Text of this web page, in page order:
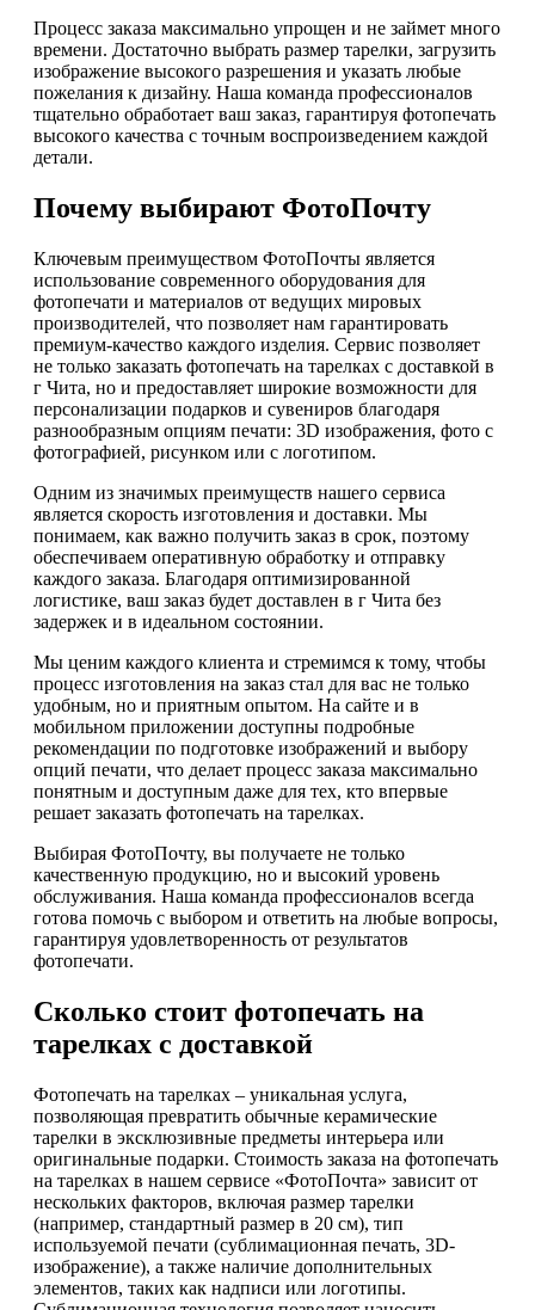
Процесс заказа максимально упрощен и не займет много
времени. Достаточно выбрать размер тарелки, загрузить
изображение высокого разрешения и указать любые
пожелания к дизайну. Наша команда профессионалов
тщательно обработает ваш заказ, гарантируя фотопечать
высокого качества с точным воспроизведением каждой
детали.
Почему выбирают ФотоПочту
Ключевым преимуществом ФотоПочты является
использование современного оборудования для
фотопечати и материалов от ведущих мировых
производителей, что позволяет нам гарантировать
премиум-качество каждого изделия. Сервис позволяет
не только заказать фотопечать на тарелках с доставкой в
г Чита, но и предоставляет широкие возможности для
персонализации подарков и сувениров благодаря
разнообразным опциям печати: 3D изображения, фото с
фотографией, рисунком или с логотипом.
Одним из значимых преимуществ нашего сервиса
является скорость изготовления и доставки. Мы
понимаем, как важно получить заказ в срок, поэтому
обеспечиваем оперативную обработку и отправку
каждого заказа. Благодаря оптимизированной
логистике, ваш заказ будет доставлен в г Чита без
задержек и в идеальном состоянии.
Мы ценим каждого клиента и стремимся к тому, чтобы
процесс изготовления на заказ стал для вас не только
удобным, но и приятным опытом. На сайте и в
мобильном приложении доступны подробные
рекомендации по подготовке изображений и выбору
опций печати, что делает процесс заказа максимально
понятным и доступным даже для тех, кто впервые
решает заказать фотопечать на тарелках.
Выбирая ФотоПочту, вы получаете не только
качественную продукцию, но и высокий уровень
обслуживания. Наша команда профессионалов всегда
готова помочь с выбором и ответить на любые вопросы,
гарантируя удовлетворенность от результатов
фотопечати.
Сколько стоит фотопечать на
тарелках с доставкой
Фотопечать на тарелках – уникальная услуга,
позволяющая превратить обычные керамические
тарелки в эксклюзивные предметы интерьера или
оригинальные подарки. Стоимость заказа на фотопечать
на тарелках в нашем сервисе «ФотоПочта» зависит от
нескольких факторов, включая размер тарелки
(например, стандартный размер в 20 см), тип
используемой печати (сублимационная печать, 3D-
изображение), а также наличие дополнительных
элементов, таких как надписи или логотипы.